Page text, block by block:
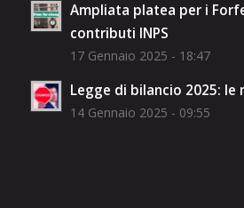
Ampliata platea per i
contributi INPS
17 Gennaio 2025 - 18:47
Legge di bilancio 2025: le
14 Gennaio 2025 - 09:55